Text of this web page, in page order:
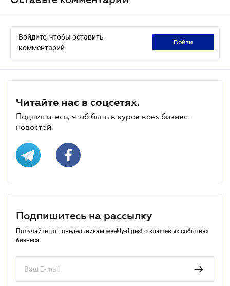
Войдите, чтобы оставить
комментарий
войти
Читайте нас в соцсетях.
Подпишитесь, чтоб быть в курсе всех бизнес-
новостей.
Подпишитесь на рассылку
Получайте по понедельникам weekly-digest о ключевых событиях
бизнеса